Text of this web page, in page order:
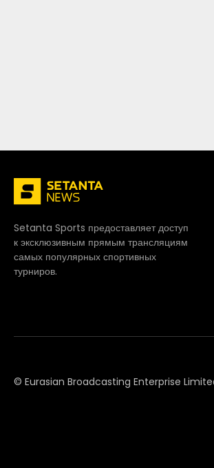
Setanta Sports предоставляет доступ
к эксклюзивным прямым трансляциям
самых популярных спортивных
турниров.
© Eurasian Broadcasting Enterprise